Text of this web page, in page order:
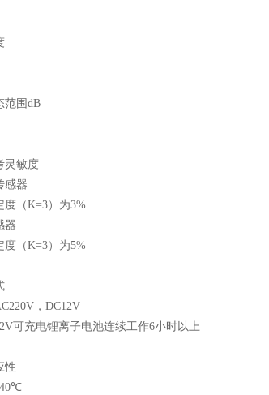
范围dB
灵敏度
感器
度（K=3）为3%
器
度（K=3）为5%
，DC12V
可充电锂离子电池连续工作6小时以上
性